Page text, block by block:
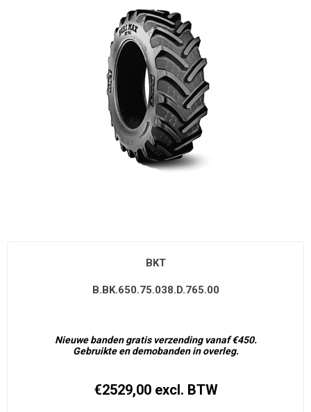
BKT
B.BK.650.75.038.D.765.00
Nieuwe banden gratis verzending vanaf €450.
Gebruikte en demobanden in overleg.
€2529,00 excl. BTW